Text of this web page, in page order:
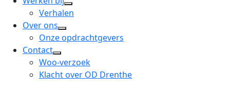
open
menu
Verhalen
Over ons
open
dropdown
menu
Onze opdrachtgevers
Contact
open
dropdown
Woo-verzoek
Klacht over OD Drenthe